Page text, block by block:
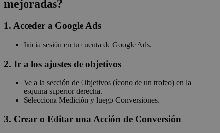
mejoradas?
1. Acceder a Google Ads
Inicia sesión en tu cuenta de Google Ads.
2. Ir a los ajustes de objetivos
Ve a la sección de Objetivos (ícono de un trofeo) en la
esquina superior derecha.
Selecciona Medición y luego Conversiones.
3. Crear o Editar una Acción de Conversión